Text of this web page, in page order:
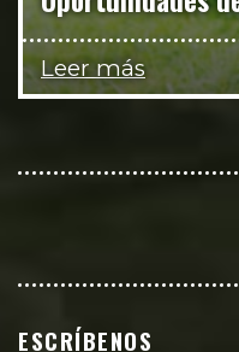
Leer más
ESCRÍBENOS